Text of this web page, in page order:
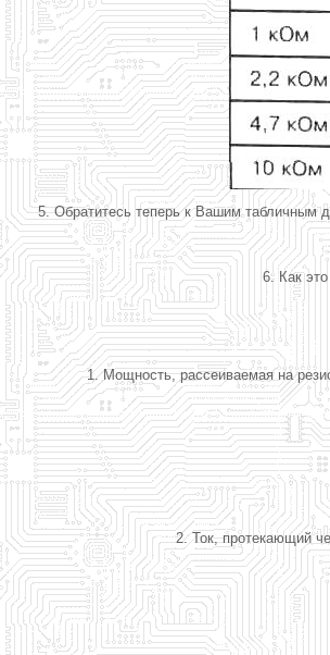
5. Обратитесь теперь к Вашим табличным
6. Как
1. Мощность, рассеиваемая на
2. Ток, протекающий